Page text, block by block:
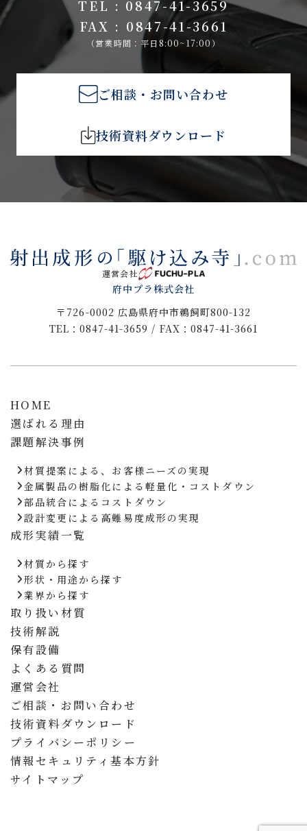
TEL : 0847-41-3659
FAX : 0847-41-3661
（営業時間：平日8:00~17:00）
ご相談・お問い合わせ
技術資料ダウンロード
運営会社
府中プラ株式会社
〒726-0002 広島県府中市鵜飼町800-132
TEL：0847-41-3659 / FAX：0847-41-3661
HOME
選ばれる理由
課題解決事例
材質提案による、お客様ニーズの実現
金属製品の樹脂化による軽量化・コストダウン
部品統合によるコストダウン
設計変更による高難易度成形の実現
成形実績一覧
材質から探す
形状・用途から探す
業界から探す
取り扱い材質
技術解説
保有設備
よくある質問
運営会社
ご相談・お問い合わせ
技術資料ダウンロード
プライバシーポリシー
情報セキュリティ基本方針
サイトマップ